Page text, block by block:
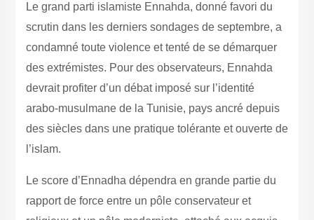
Le grand parti islamiste Ennahda, donné favori du
scrutin dans les derniers sondages de septembre, a
condamné toute violence et tenté de se démarquer
des extrémistes. Pour des observateurs, Ennahda
devrait profiter d’un débat imposé sur l’identité
arabo-musulmane de la Tunisie, pays ancré depuis
des siècles dans une pratique tolérante et ouverte de
l’islam.
Le score d’Ennadha dépendra en grande partie du
rapport de force entre un pôle conservateur et